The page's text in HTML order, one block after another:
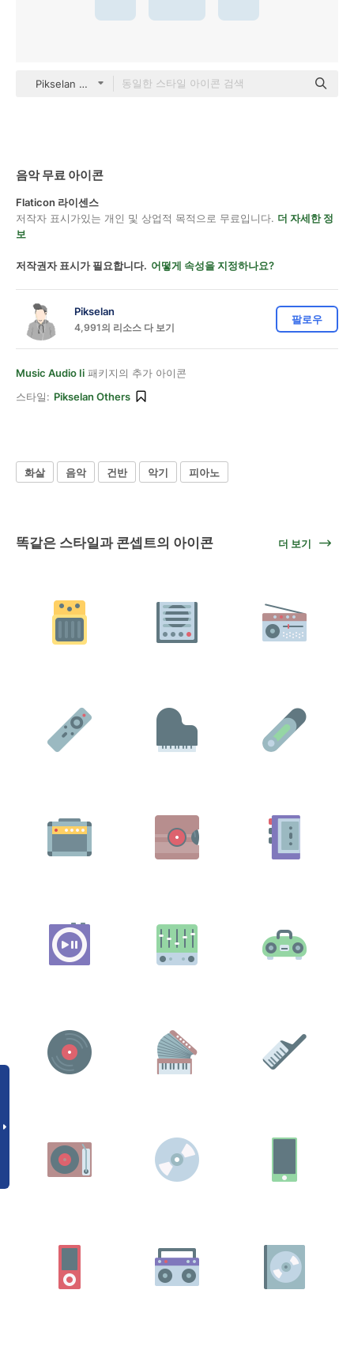
Pikselan Others
음악 무료 아이콘
Flaticon 라이센스
저작자 표시가있는 개인 및 상업적 목적으로 무료입니다. 더 자세한 정
보
저작권자 표시가 필요합니다. 어떻게 속성을 지정하나요?
Pikselan
4,991의 리소스 다 보기
팔로우
Music Audio Ii 패키지의 추가 아이콘
스타일: Pikselan Others
화살 음악 건반 악기 피아노
똑같은 스타일과 콘셉트의 아이콘 더 보기